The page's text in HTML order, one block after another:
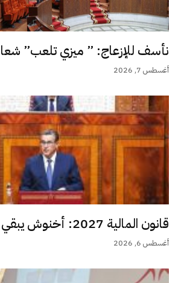
نأسف للإزعاج: ” ميزي تلعب”
أغسطس 7, 2026
قانون المالية 2027: أخنوش يبقي على دعم...
أغسطس 6, 2026